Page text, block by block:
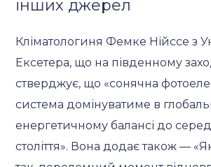
інших джерел
Кліматологиня Фемке Нійссе з
Ексетера, що на південному
стверджує, що «сонячна
система домінуватиме в
енергетичному балансі до
століття». Вона додає також —